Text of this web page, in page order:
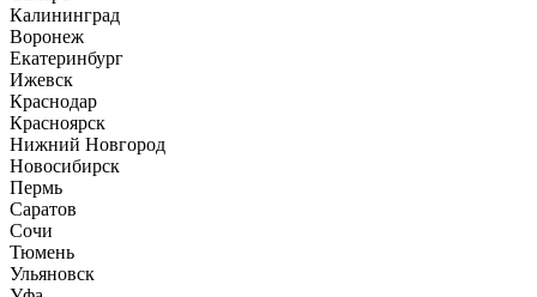
Калининград
Воронеж
Екатеринбург
Ижевск
Краснодар
Красноярск
Нижний Новгород
Новосибирск
Пермь
Саратов
Сочи
Тюмень
Ульяновск